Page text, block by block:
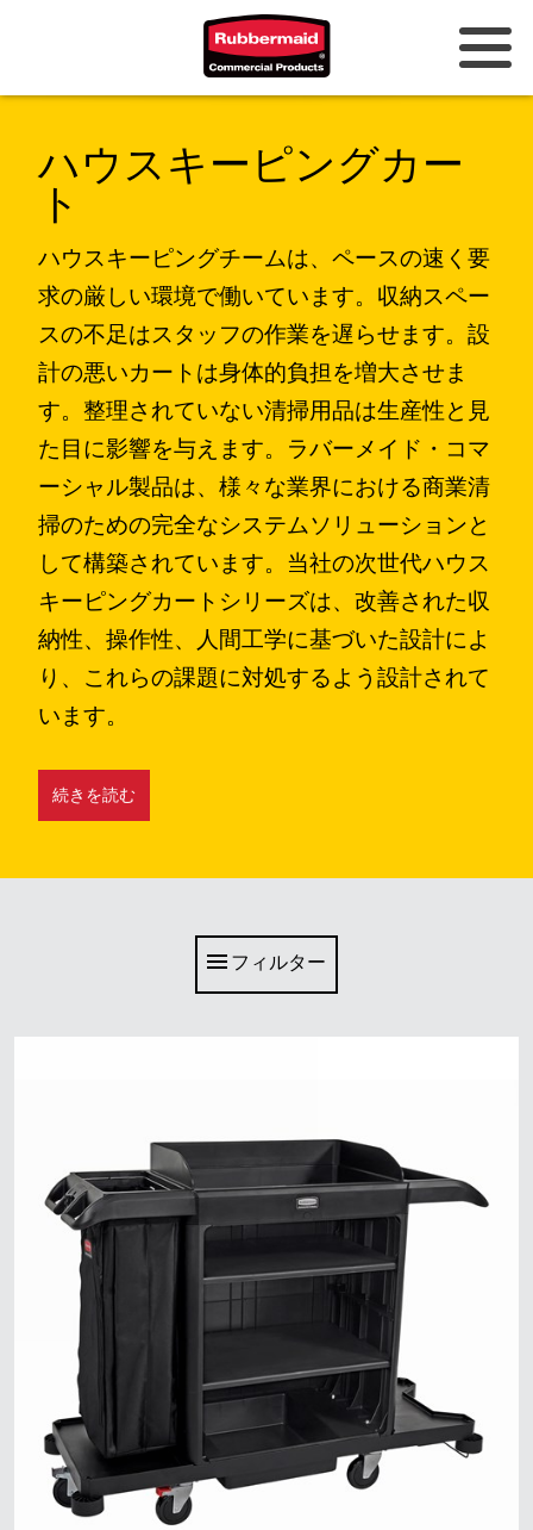
ド
香港
韓国 (KR)
日本 (JP)
フィリピン
ベトナム（VN）
タイ (TH)
シンガポール
マレーシア
インドネシア
台湾（中国語）
ハウスキーピングカー
ト
ハウスキーピングチームは、ペースの速く要
求の厳しい環境で働いています。収納スペー
スの不足はスタッフの作業を遅らせます。設
計の悪いカートは身体的負担を増大させま
す。整理されていない清掃用品は生産性と見
た目に影響を与えます。ラバーメイド・コマ
ーシャル製品は、様々な業界における商業清
掃のための完全なシステムソリューションと
して構築されています。当社の次世代ハウス
キーピングカートシリーズは、改善された収
納性、操作性、人間工学に基づいた設計によ
り、これらの課題に対処するよう設計されて
います。
続きを読む
フィルター